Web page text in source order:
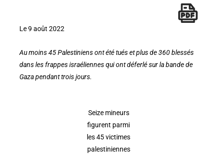
Le 9 août 2022
Au moins 45 Palestiniens ont été tués et plus de 360 blessés
dans les frappes israéliennes qui ont déferlé sur la bande de
Gaza pendant trois jours.
Seize mineurs
figurent parmi
les 45 victimes
palestiniennes